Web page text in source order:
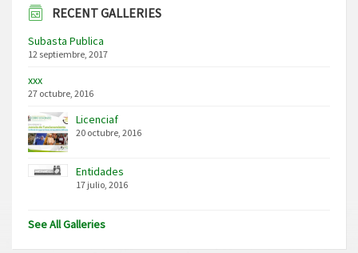
RECENT GALLERIES
Subasta Publica
12 septiembre, 2017
xxx
27 octubre, 2016
Licenciaf
20 octubre, 2016
Entidades
17 julio, 2016
See All Galleries